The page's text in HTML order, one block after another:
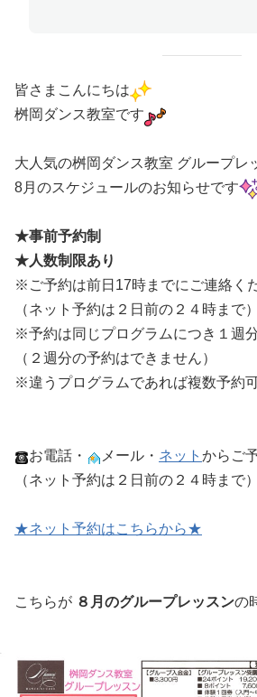
皆さまこんにちは
桝岡ダンス教室です
大人気の桝岡ダンス教室 グループレ
8月のスケジュールのお知らせです
★事前予約制
★人数制限あり
※ご予約は前日17時までにご連絡く
（ネット予約は２日前の２４時まで）
※予約は同じプログラムにつき１週
（２週分の予約はできません）
※違うプログラムであれば複数予約
お電話・ メール・ ネット からご
（ネット予約は２日前の２４時まで）
★ネット予約はこちらから★
こちらが ８月のグループレッスンの